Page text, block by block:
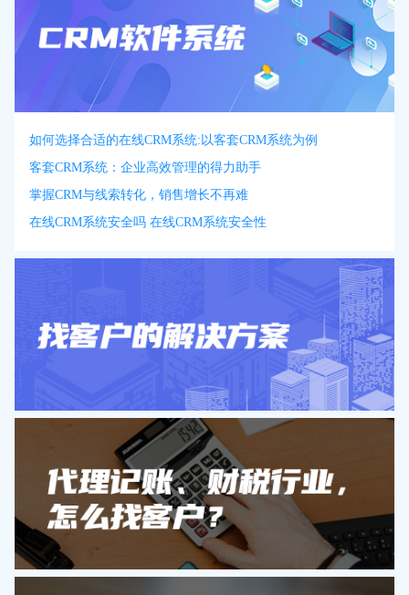
如何选择合适的在线CRM系统:以客套CRM系统为例
客套CRM系统：企业高效管理的得力助手
掌握CRM与线索转化，销售增长不再难
在线CRM系统安全吗 在线CRM系统安全性